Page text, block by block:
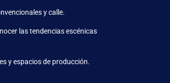
y calle.
las tendencias escénicas
y espacios de producción.